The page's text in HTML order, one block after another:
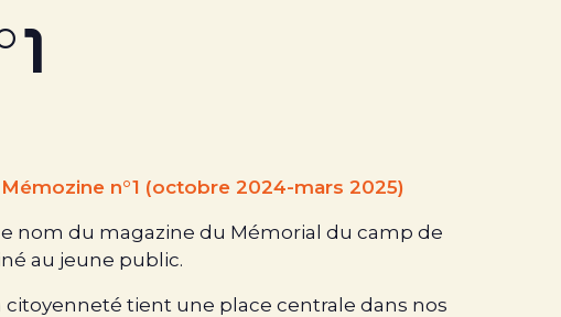
n°1 (octobre 2024-mars 2025)
nom du magazine du Mémorial du camp de
au jeune public.
citoyenneté tient une place centrale dans nos